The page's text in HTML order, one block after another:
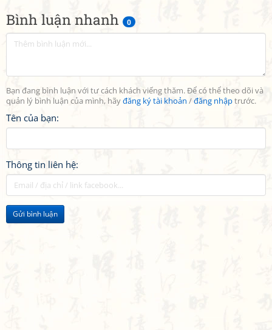
Bình luận nhanh 0
Bạn đang bình luận với tư cách khách viếng thăm. Để có thể theo dõi và
quản lý bình luận của mình, hãyđăng ký tài khoản /đăng nhậptrước.
Tên của bạn:
Thông tin liên hệ:
Gửi bình luận